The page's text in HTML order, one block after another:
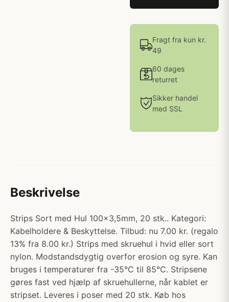
Fragt fra kun kr.
49
60 dages
returret
Sikker handel
med SSL
Beskrivelse
Strips Sort med Hul 100x3,5mm, 20 stk.. Kategori:
Kabelholdere & Beskyttelse. Tilbud: nu 7.00 kr. (regalo
13% fra 8.00 kr.) Strips med skruehul i hvid eller sort
nylon. Modstandsdygtig overfor erosion og syre. Kan
bruges i temperaturer fra -35°C til 85°C. Stripsene
gøres fast ved hjælp af skruehullerne, når kablet er
stripset. Leveres i poser med 20 stk. Køb hos